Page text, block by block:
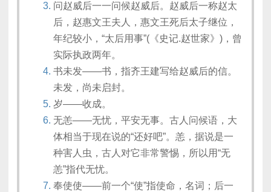
问赵威后一一问候赵威后。赵威后一称赵太
后，赵惠文王夫人，惠文王死后太子继位，
年纪较小，“太后用事”(《史记.赵世家》)，曾
实际执政两年。
书未发——书，指齐王建写给赵威后的信。
未发，尚未启封。
岁——收成。
无恙——无忧，平安无事。古人问候语，大
体相当于现在说的“还好吧”。恙，据说是一
种害人虫，古人对它非常警惕，所以用“无
恙”指代无忧。
奉使使——前一个“使”指使命，名词；后一